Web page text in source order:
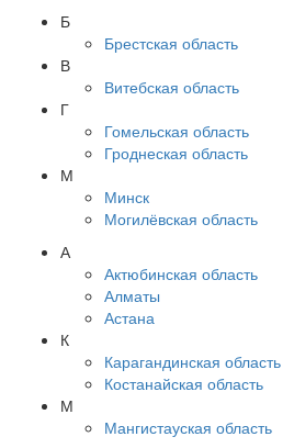
Б
Брестская область
В
Витебская область
Г
Гомельская область
Гроднеская область
М
Минск
Могилёвская область
А
Актюбинская область
Алматы
Астана
К
Карагандинская область
Костанайская область
М
Мангистауская область